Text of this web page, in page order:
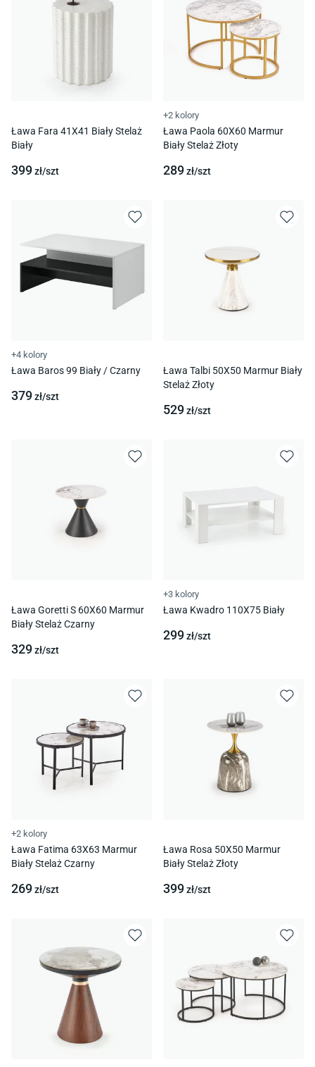
Ława Fara 41X41 Biały Stelaż
Biały
399zł/szt
+2 kolory
Ława Paola 60X60 Marmur
Biały Stelaż Złoty
289zł/szt
+4 kolory
Ława Baros 99 Biały / Czarny
379zł/szt
Ława Talbi 50X50 Marmur Biały
Stelaż Złoty
529zł/szt
Ława Goretti S 60X60 Marmur
Biały Stelaż Czarny
329zł/szt
+3 kolory
Ława Kwadro 110X75 Biały
299zł/szt
+2 kolory
Ława Fatima 63X63 Marmur
Biały Stelaż Czarny
269zł/szt
Ława Rosa 50X50 Marmur
Biały Stelaż Złoty
399zł/szt